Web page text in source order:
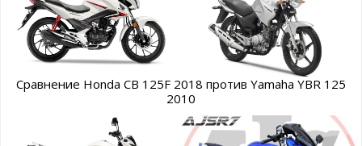
Сравнение Honda CB 125F 2018 против Yamaha YBR 125
2010